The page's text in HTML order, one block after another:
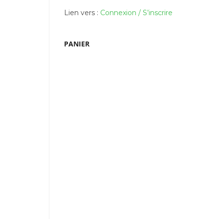
Lien vers : Connexion / S’inscrire
PANIER